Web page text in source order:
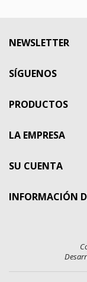
NEWSLETTER
SÍGUENOS
PRODUCTOS
LA EMPRESA
SU CUENTA
INFORMACIÓN